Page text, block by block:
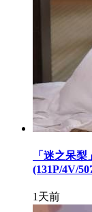
「迷之呆
(131P/4V/
1天前